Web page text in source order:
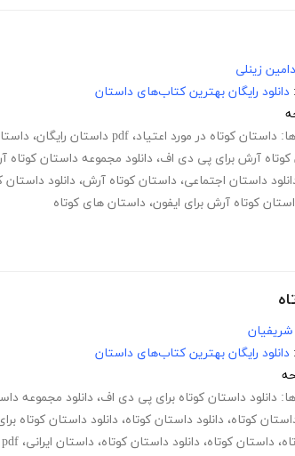
زینلی
دانلود رایگان بهترین کتاب‌های داستان
داستان کوتاه در مورد اعتیاد، pdf داستان رایگان ،
کوتاه آرش برای پی دی اف، دانلود مجموعه داستان کوتاه
داستان اجتماعی، داستان کوتاه آرش، دانلود
کوتاه آرش برای ایفون، داستان های کوتاه
شریفیان
دانلود رایگان بهترین کتاب‌های داستان
دانلود داستان کوتاه برای پی دی اف، دانلود مجموعه
کوتاه، دانلود داستان کوتاه، دانلود داستان کوتاه
، داستان کوتاه، دانلود داستان کوتاه، داستان ایرانی، pdf داستان رایگان